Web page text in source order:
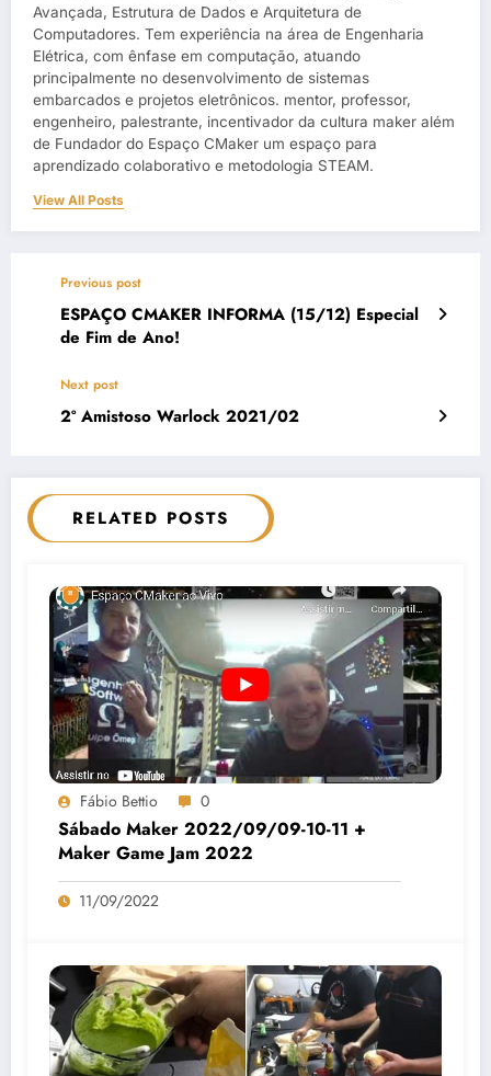
Avançada, Estrutura de Dados e Arquitetura de
Computadores. Tem experiência na área de Engenharia
Elétrica, com ênfase em computação, atuando
principalmente no desenvolvimento de sistemas
embarcados e projetos eletrônicos. mentor, professor,
engenheiro, palestrante, incentivador da cultura maker além
de Fundador do Espaço CMaker um espaço para
aprendizado colaborativo e metodologia STEAM.
View All Posts
Previous post
ESPAÇO CMAKER INFORMA (15/12) Especial
de Fim de Ano!
Next post
2º Amistoso Warlock 2021/02
RELATED POSTS
Fábio Bettio 0
Sábado Maker 2022/09/09-10-11 +
Maker Game Jam 2022
11/09/2022